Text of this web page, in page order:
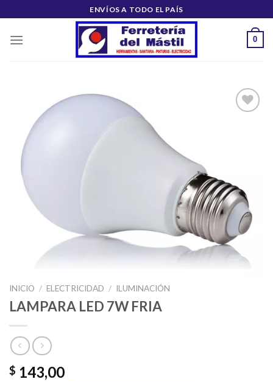
al
contenido
ENVÍOS A TODO EL PAÍS
0
INICIO / ELECTRICIDAD / ILUMINACIÓN
LAMPARA LED 7W FRIA
$ 143,00